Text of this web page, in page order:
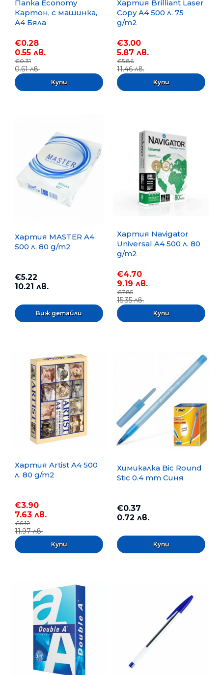
Папка Economy
Картон, с машинка,
А4 Бяла
€0.28
0.55 лв.
€0.31
0.61 лв.
Хартия Brilliant Laser
Copy A4 500 л. 75
g/m2
€3.00
5.87 лв.
€5.86
11.46 лв.
Хартия MASTER A4
500 л. 80 g/m2
€5.22
10.21 лв.
Виж детайли
Хартия Navigator
Universal A4 500 л. 80
g/m2
€4.70
9.19 лв.
€7.85
15.35 лв.
Хартия Artist A4 500
л. 80 g/m2
€3.90
7.63 лв.
€6.12
11.97 лв.
Химикалка Bic Round
Stic 0.4 mm Синя
€0.37
0.72 лв.